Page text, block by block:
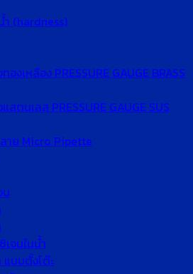
(hardness)
งเหลือง PRESSURE GAUGE BRASS
ตนเลส PRESSURE GAUGE SUS
าย Micro Pipette
บ
เจนในน้ำ
บบตั้งโต๊ะ